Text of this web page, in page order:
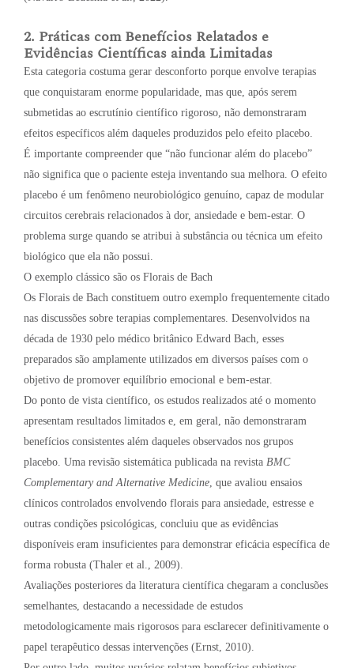
2. Práticas com Benefícios Relatados e
Evidências Científicas ainda Limitadas
Esta categoria costuma gerar desconforto porque envolve terapias
que conquistaram enorme popularidade, mas que, após serem
submetidas ao escrutínio científico rigoroso, não demonstraram
efeitos específicos além daqueles produzidos pelo efeito placebo.
É importante compreender que “não funcionar além do placebo”
não significa que o paciente esteja inventando sua melhora. O efeito
placebo é um fenômeno neurobiológico genuíno, capaz de modular
circuitos cerebrais relacionados à dor, ansiedade e bem-estar. O
problema surge quando se atribui à substância ou técnica um efeito
biológico que ela não possui.
O exemplo clássico são os Florais de Bach
Os Florais de Bach constituem outro exemplo frequentemente citado
nas discussões sobre terapias complementares. Desenvolvidos na
década de 1930 pelo médico britânico Edward Bach, esses
preparados são amplamente utilizados em diversos países com o
objetivo de promover equilíbrio emocional e bem-estar.
Do ponto de vista científico, os estudos realizados até o momento
apresentam resultados limitados e, em geral, não demonstraram
benefícios consistentes além daqueles observados nos grupos
placebo. Uma revisão sistemática publicada na revista BMC
Complementary and Alternative Medicine , que avaliou ensaios
clínicos controlados envolvendo florais para ansiedade, estresse e
outras condições psicológicas, concluiu que as evidências
disponíveis eram insuficientes para demonstrar eficácia específica de
forma robusta (Thaler et al., 2009).
Avaliações posteriores da literatura científica chegaram a conclusões
semelhantes, destacando a necessidade de estudos
metodologicamente mais rigorosos para esclarecer definitivamente o
papel terapêutico dessas intervenções (Ernst, 2010).